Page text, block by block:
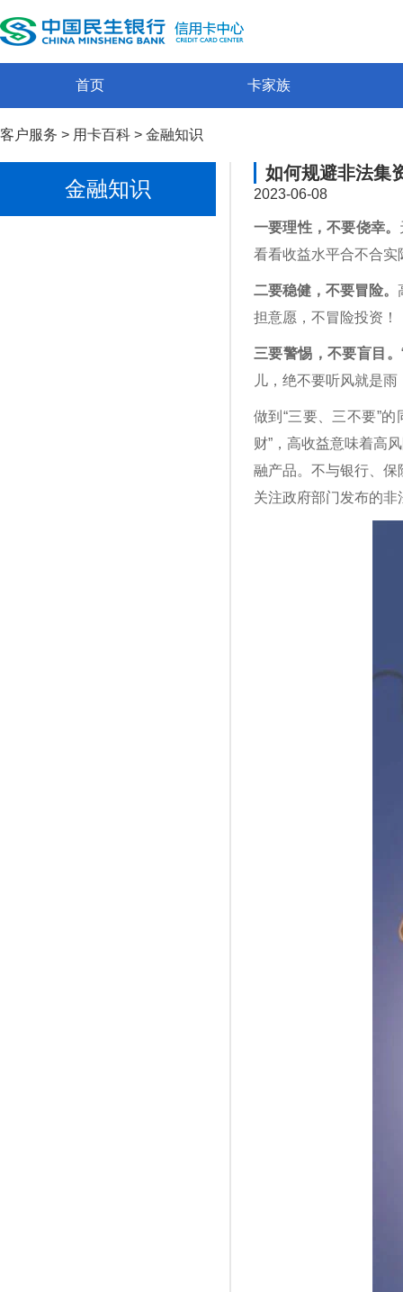
首页 卡家族
客户服务 > 用卡百科 > 金融知识
金融知识
如何规避非法集
2023-06-08
一要理性，不要侥幸。
看看收益水平合不合
二要稳健，不要冒险。
担意愿，不冒险投资！
三要警惕，不要盲目。
儿，绝不要听风就是雨
做到“三要、三不要”
财”，高收益意味着高
融产品。不与银行、
关注政府部门发布的